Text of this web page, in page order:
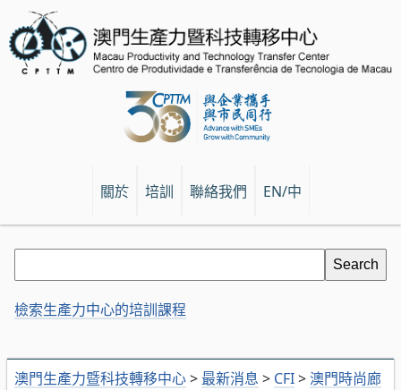
關於 培訓 聯絡我們 EN/中
澳門生產力暨科技轉移中心> 最新消息 > CFI> 澳門時尚廊
檢索生產力中心的培訓課程